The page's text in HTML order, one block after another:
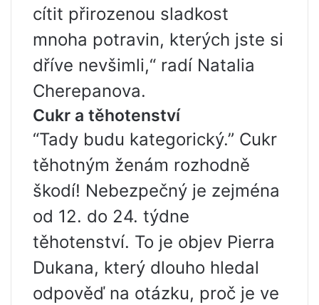
cítit přirozenou sladkost
mnoha potravin, kterých jste si
dříve nevšimli,“ radí Natalia
Cherepanova.
Cukr a těhotenství
“Tady budu kategorický.” Cukr
těhotným ženám rozhodně
škodí! Nebezpečný je zejména
od 12. do 24. týdne
těhotenství. To je objev Pierra
Dukana, který dlouho hledal
odpověď na otázku, proč je ve